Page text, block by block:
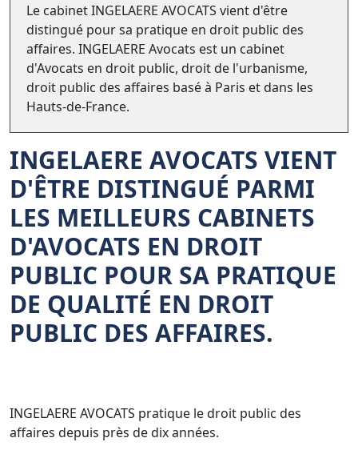
Le cabinet INGELAERE AVOCATS vient d'être
distingué pour sa pratique en droit public des
affaires. INGELAERE Avocats est un cabinet
d'Avocats en droit public, droit de l'urbanisme,
droit public des affaires basé à Paris et dans les
Hauts-de-France.
INGELAERE AVOCATS VIENT
D'ÊTRE DISTINGUÉ PARMI
LES MEILLEURS CABINETS
D'AVOCATS EN DROIT
PUBLIC POUR SA PRATIQUE
DE QUALITÉ EN DROIT
PUBLIC DES AFFAIRES.
INGELAERE AVOCATS pratique le droit public des
affaires depuis près de dix années.